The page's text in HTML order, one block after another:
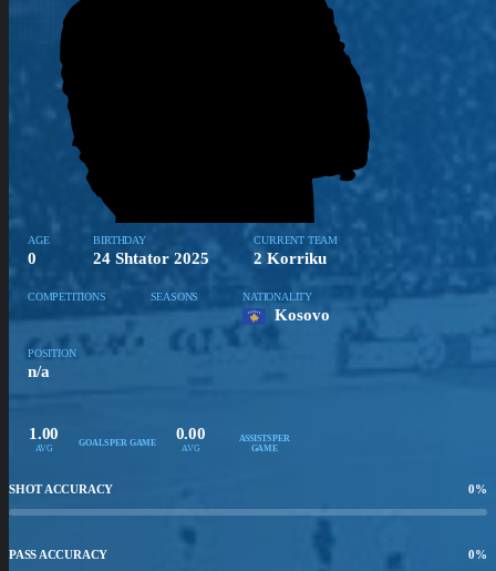
AGE
0
BIRTHDAY
24 Shtator 2025
CURRENT TEAM
2 Korriku
COMPETITIONS SEASONS NATIONALITY
Kosovo
POSITION
n/a
1.00
AVG GOALS PER GAME
0.00
AVG
ASSISTS PER
GAME
SHOT ACCURACY 0%
PASS ACCURACY 0%